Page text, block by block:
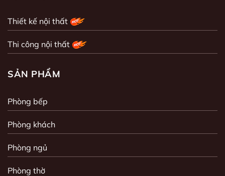
Thiết kế nội thất
Thi công nội thất
SẢN PHẨM
Phòng bếp
Phòng khách
Phòng ngủ
Phòng thờ